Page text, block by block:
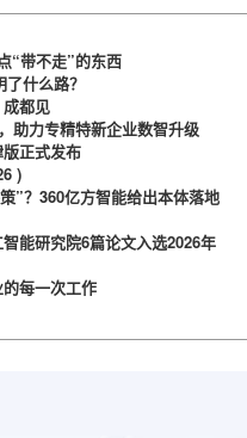
“带不走”的东西
什么路？
都见
助力专精特新企业数智升级
正式发布
)
”？360亿方智能给出本体落地
能研究院6篇论文入选2026年
每一次工作